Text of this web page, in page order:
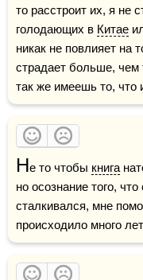
то расстроит их, я не
голодающих в Китае
никак не повлияет на
страдает больше, чем
так же имеешь то,
Не то чтобы книга
но осознание того,
сталкивался, мне
происходило много